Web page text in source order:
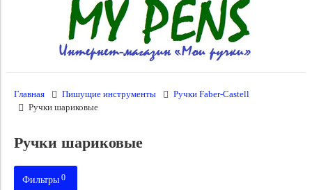
Главная Пишущие инструменты
Ручки Faber-Castell
Ручки шариковые
Ручки шариковые
Фильтры 0